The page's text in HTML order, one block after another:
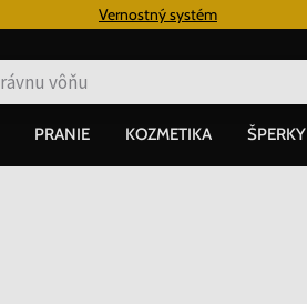
Vernostný systém
PRANIE KOZMETIKA ŠPERKY